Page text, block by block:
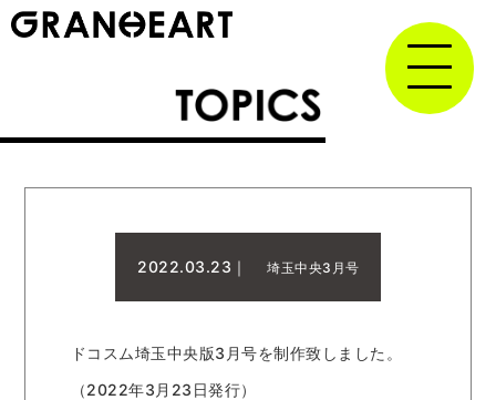
2022.03.23｜ 埼玉中央3月号
ドコスム埼玉中央版3月号を制作致しました。
（2022年3月23日発行）